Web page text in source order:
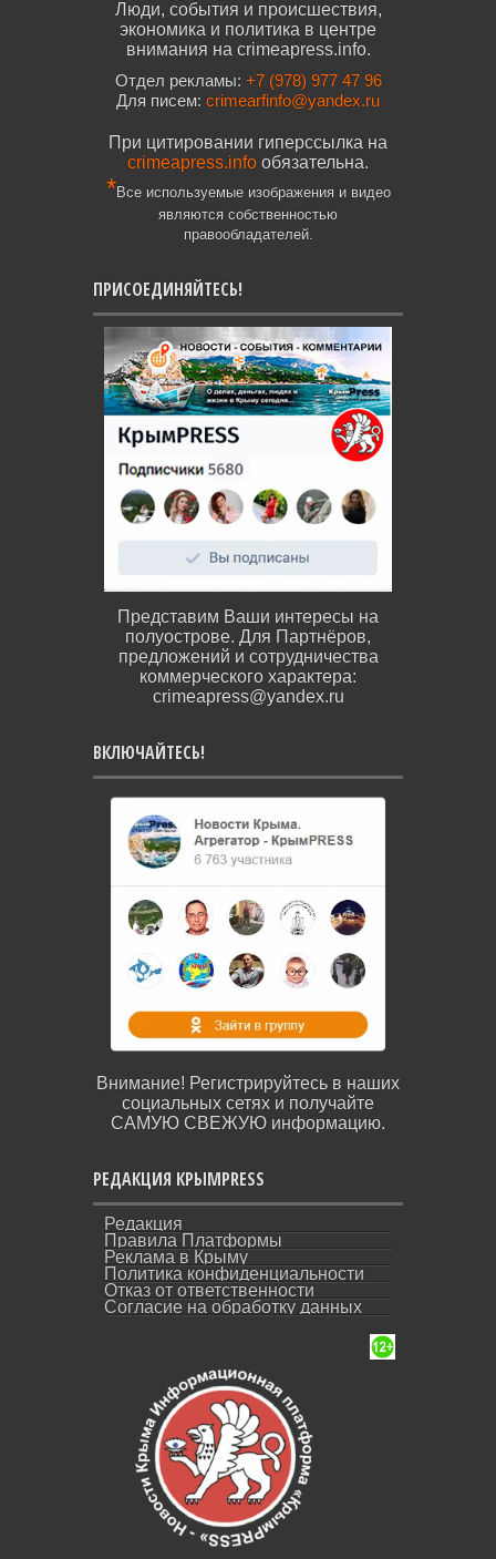
Люди, события и происшествия,
экономика и политика в центре
внимания на crimeapress.info.
Отдел рекламы: +7 (978) 977 47 96
Для писем: crimearfinfo@yandex.ru
При цитировании гиперссылка на
crimeapress.info обязательна.
*Все используемые изображения и видео
являются собственностью
правообладателей.
ПРИСОЕДИНЯЙТЕСЬ!
Представим Ваши интересы на
полуострове. Для Партнёров,
предложений и сотрудничества
коммерческого характера:
crimeapress@yandex.ru
ВКЛЮЧАЙТЕСЬ!
Внимание! Регистрируйтесь в наших
социальных сетях и получайте
САМУЮ СВЕЖУЮ информацию.
РЕДАКЦИЯ КРЫМPRESS
Редакция
Правила Платформы
Реклама в Крыму
Политика конфиденциальности
Отказ от ответственности
Согласие на обработку данных